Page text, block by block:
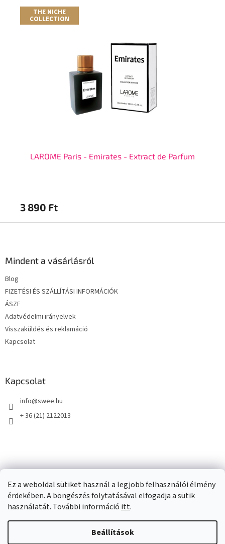
Ez a weboldal sütiket használ a legjobb felhasználói élmény
érdekében. A böngészés folytatásával elfogadja a sütik
használatát. További információ itt.
Beállítások
THE NICHE
COLLECTION
LAROME Paris - Emirates - Extract de Parfum
3 890 Ft
Mindent a vásárlásról
Blog
FIZETÉSI ÉS SZÁLLÍTÁSI INFORMÁCIÓK
ÁSZF
Adatvédelmi irányelvek
Visszaküldés és reklamáció
Kapcsolat
Kapcsolat
info@swee.hu
+ 36 (21) 2122013
Shoptet készítette